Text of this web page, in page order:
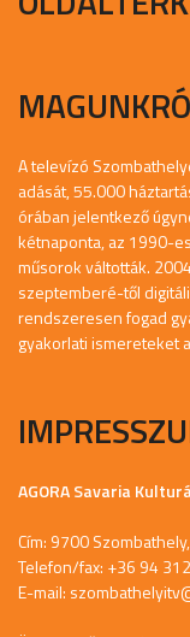
A televízó
adását, 55.000
órában jelentkező
kétnaponta, az 1990-
műsorok váltották.
szeptemberé-től
rendszeresen fogad
gyakorlati ismereteket
AGORA Savaria
Cím: 9700
Telefon/fax: +36 94
E-mail: